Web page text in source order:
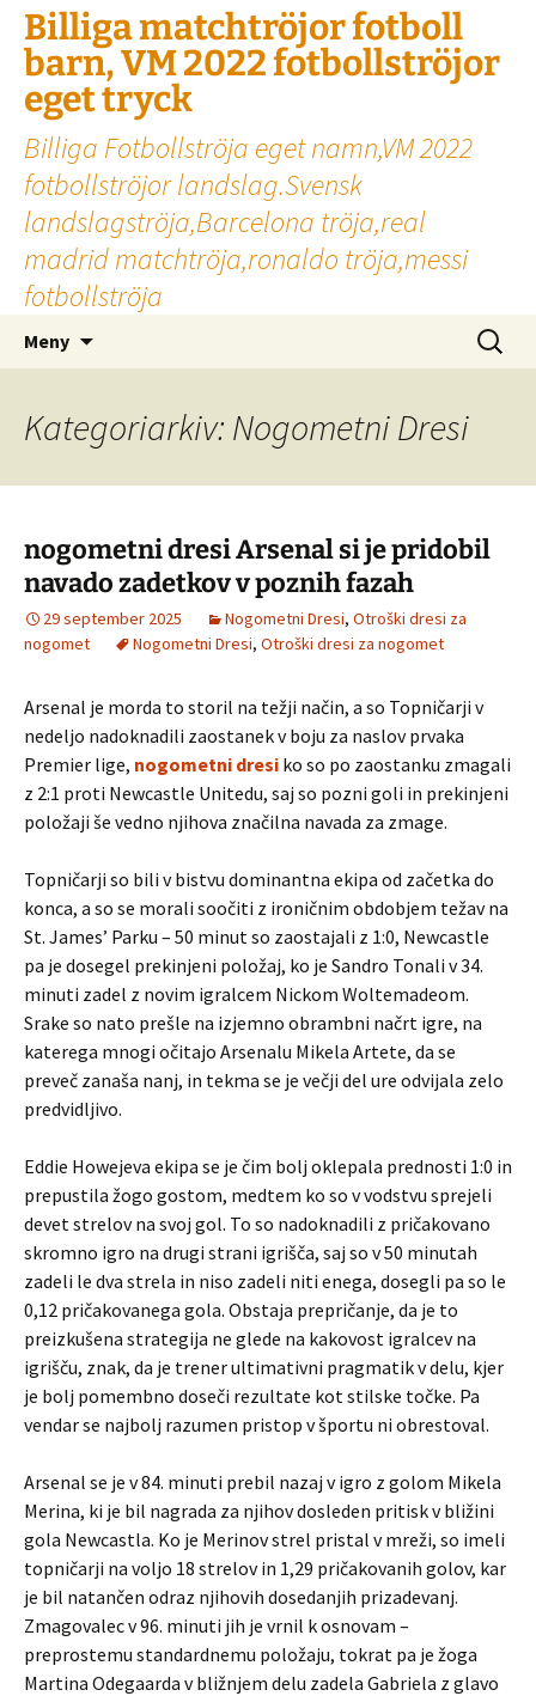
Billiga matchtröjor fotboll
barn, VM 2022 fotbollströjor
eget tryck
Billiga Fotbollströja eget namn,VM 2022
fotbollströjor landslag.Svensk
landslagströja,Barcelona tröja,real
madrid matchtröja,ronaldo tröja,messi
fotbollströja
Meny
Sök
efter:
Kategoriarkiv: Nogometni Dresi
nogometni dresi Arsenal si je pridobil
navado zadetkov v poznih fazah
29 september 2025 Nogometni Dresi, Otroški dresi za
nogomet
Nogometni Dresi, Otroški dresi za nogomet
Arsenal je morda to storil na težji način, a so Topničarji v
nedeljo nadoknadili zaostanek v boju za naslov prvaka
Premier lige, nogometni dresi ko so po zaostanku zmagali
z 2:1 proti Newcastle Unitedu, saj so pozni goli in prekinjeni
položaji še vedno njihova značilna navada za zmage.
Topničarji so bili v bistvu dominantna ekipa od začetka do
konca, a so se morali soočiti z ironičnim obdobjem težav na
St. James’ Parku – 50 minut so zaostajali z 1:0, Newcastle
pa je dosegel prekinjeni položaj, ko je Sandro Tonali v 34.
minuti zadel z novim igralcem Nickom Woltemadeom.
Srake so nato prešle na izjemno obrambni načrt igre, na
katerega mnogi očitajo Arsenalu Mikela Artete, da se
preveč zanaša nanj, in tekma se je večji del ure odvijala zelo
predvidljivo.
Eddie Howejeva ekipa se je čim bolj oklepala prednosti 1:0 in
prepustila žogo gostom, medtem ko so v vodstvu sprejeli
devet strelov na svoj gol. To so nadoknadili z pričakovano
skromno igro na drugi strani igrišča, saj so v 50 minutah
zadeli le dva strela in niso zadeli niti enega, dosegli pa so le
0,12 pričakovanega gola. Obstaja prepričanje, da je to
preizkušena strategija ne glede na kakovost igralcev na
igrišču, znak, da je trener ultimativni pragmatik v delu, kjer
je bolj pomembno doseči rezultate kot stilske točke. Pa
vendar se najbolj razumen pristop v športu ni obrestoval.
Arsenal se je v 84. minuti prebil nazaj v igro z golom Mikela
Merina, ki je bil nagrada za njihov dosleden pritisk v bližini
gola Newcastla. Ko je Merinov strel pristal v mreži, so imeli
topničarji na voljo 18 strelov in 1,29 pričakovanih golov, kar
je bil natančen odraz njihovih dosedanjih prizadevanj.
Zmagovalec v 96. minuti jih je vrnil k osnovam –
preprostemu standardnemu položaju, tokrat pa je žoga
Martina Odegaarda v bližnjem delu zadela Gabriela z glavo